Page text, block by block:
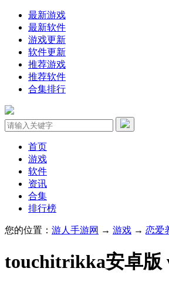
最新游戏
最新软件
游戏更新
软件更新
推荐游戏
推荐软件
合集排行
首页
游戏
软件
资讯
合集
排行榜
您的位置： 游人手游网 → 游戏 → 恋爱
touchitrikka安卓版